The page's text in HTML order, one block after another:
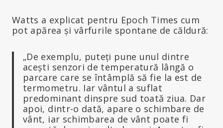
Watts a explicat pentru Epoch Times cum
pot apărea și vârfurile spontane de căldură:
„De exemplu, puteți pune unul dintre
acești senzori de temperatură lângă o
parcare care se întâmplă să fie la est de
termometru. Iar vântul a suflat
predominant dinspre sud toată ziua. Dar
apoi, dintr-o dată, apare o schimbare de
vânt, iar schimbarea de vânt poate fi